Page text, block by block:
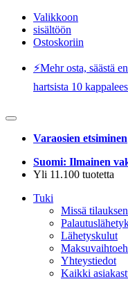
Valikkoon
sisältöön
Ostoskoriin
⚡️Mehr osta, säästä
hartsista 10
Varaosien etsiminen
Suomi: Ilmainen
Yli 11.100 tuotetta
Tuki
Missä
Lähetyskulut
Yhteystiedot
Kaikki